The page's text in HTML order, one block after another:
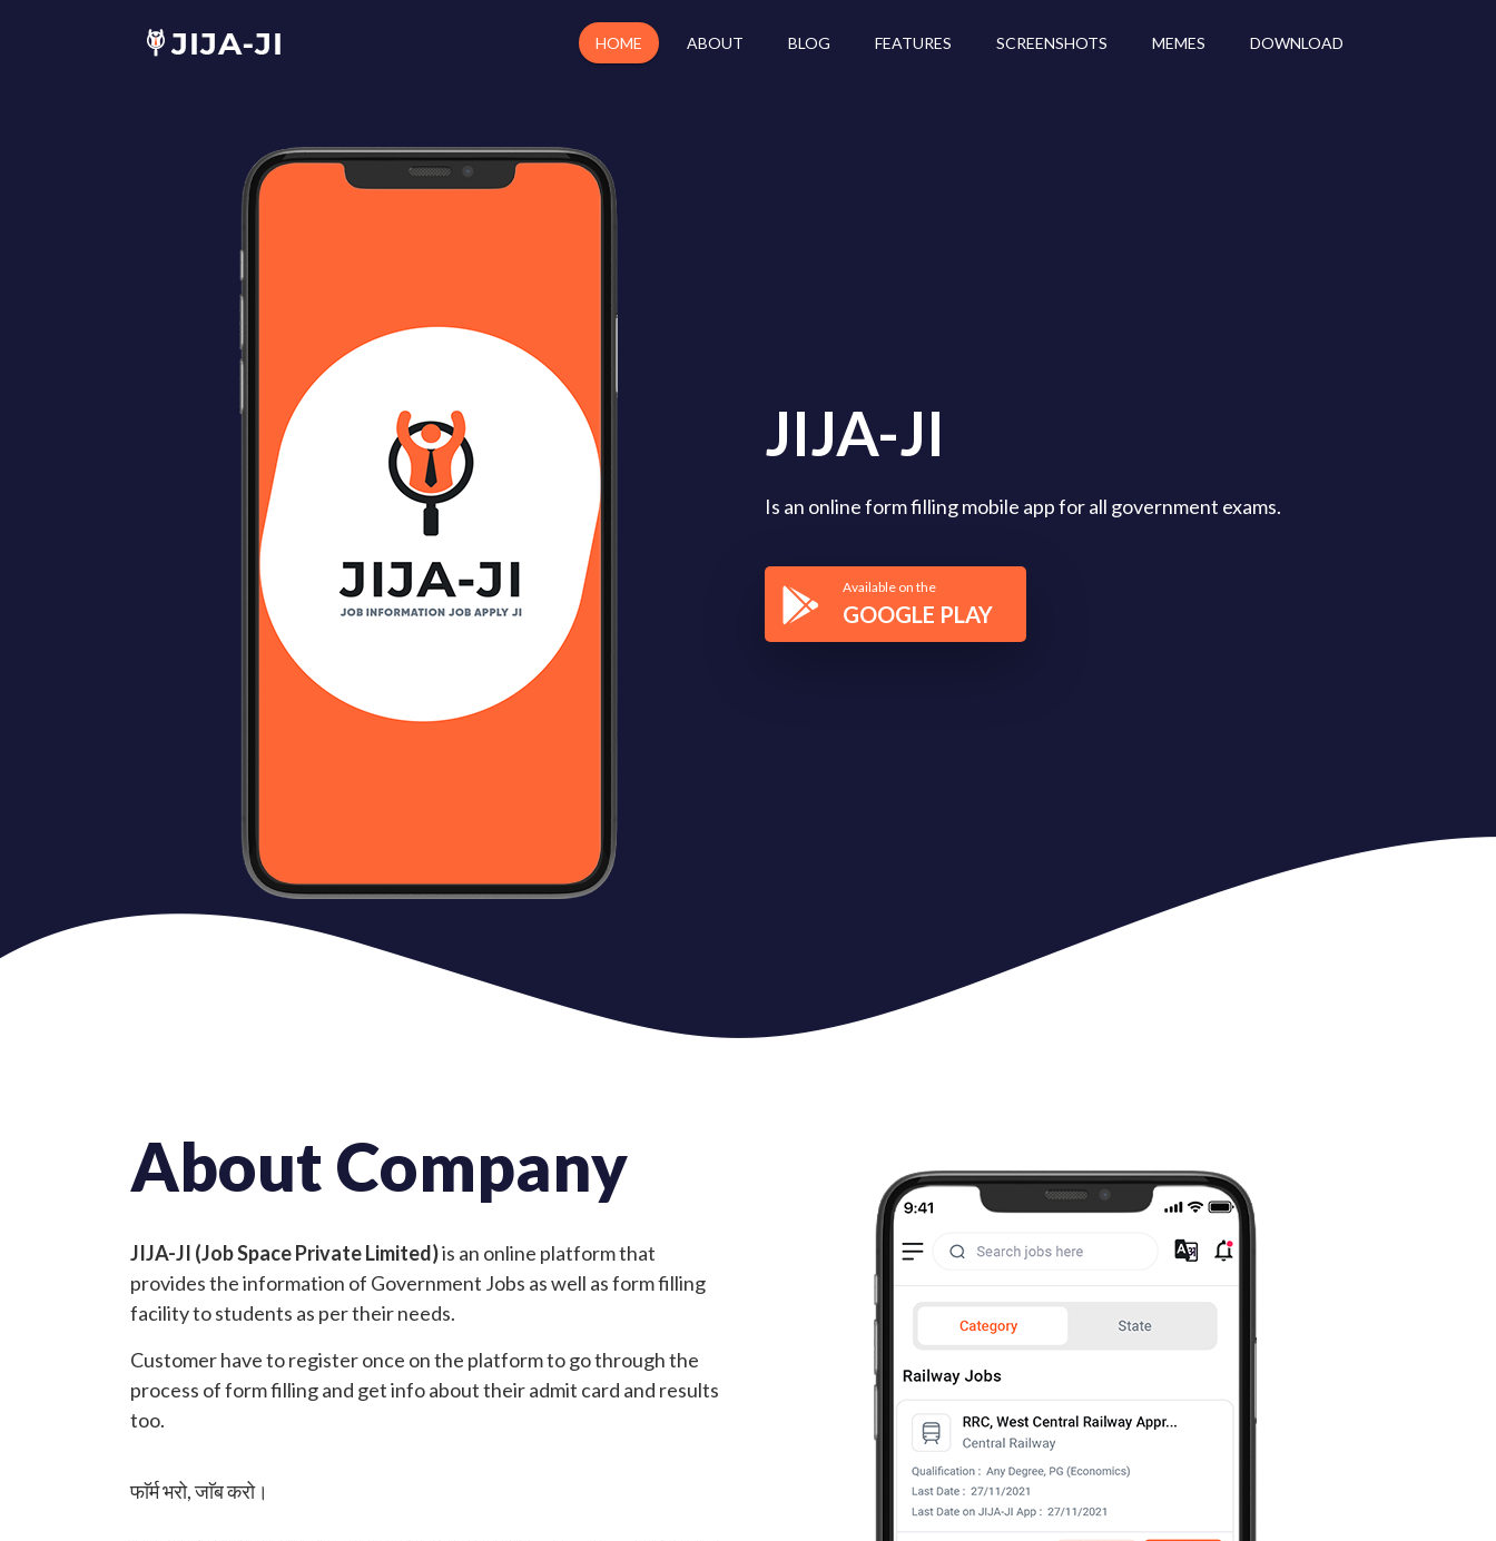
HOME ABOUT BLOG FEATURES SCREENSHOTS MEMES DOWNLOAD
JIJA-JI
Is an online form filling mobile app for all government exams.
Available on the
GOOGLE PLAY
About Company
JIJA-JI (Job Space Private Limited)is an online platform that
provides the information of Government Jobs as well as form filling
facility to students as per their needs.
Customer have to register once on the platform to go through the
process of form filling and get info about their admit card and results
too.
फाॅर्म भरो, जाॅब करो।